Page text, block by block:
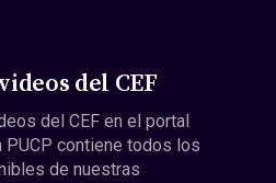
del CEF
del CEF en el portal
PUCP contiene todos los
de nuestras